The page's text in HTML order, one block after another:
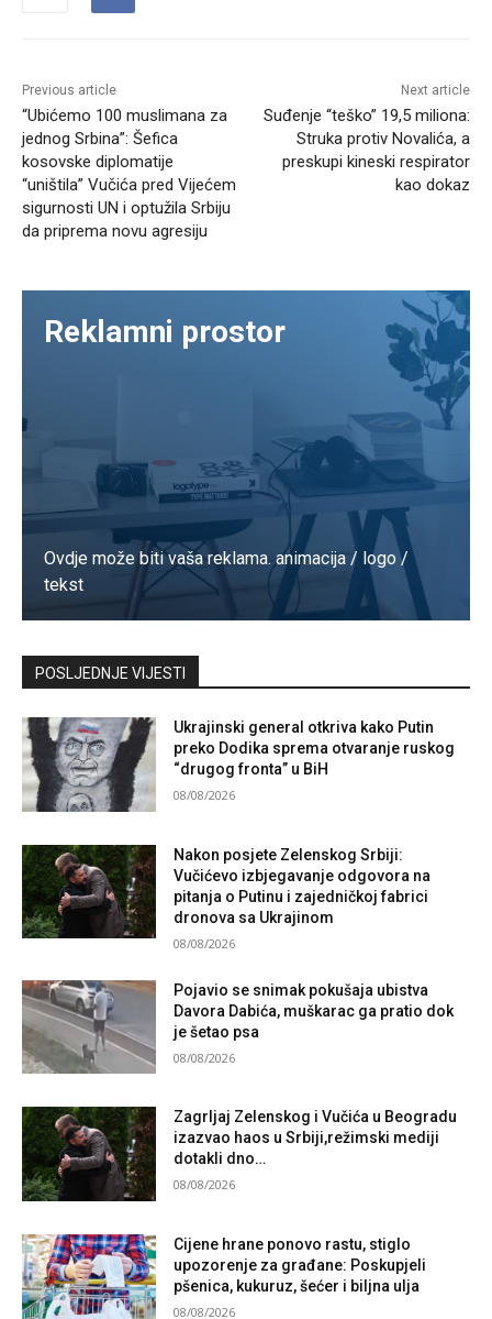
Previous article
“Ubićemo 100 muslimana za
jednog Srbina”: Šefica
kosovske diplomatije
“uništila” Vučića pred Vijećem
sigurnosti UN i optužila Srbiju
da priprema novu agresiju
Next article
Suđenje “teško” 19,5 miliona:
Struka protiv Novalića, a
preskupi kineski respirator
kao dokaz
Reklamni prostor
Ovdje može biti vaša reklama. animacija / logo /
tekst
Kontaktirajte nas
POSLJEDNJE VIJESTI
Ukrajinski general otkriva kako Putin
preko Dodika sprema otvaranje ruskog
“drugog fronta” u BiH
08/08/2026
Nakon posjete Zelenskog Srbiji:
Vučićevo izbjegavanje odgovora na
pitanja o Putinu i zajedničkoj fabrici
dronova sa Ukrajinom
08/08/2026
Pojavio se snimak pokušaja ubistva
Davora Dabića, muškarac ga pratio dok
je šetao psa
08/08/2026
Zagrljaj Zelenskog i Vučića u Beogradu
izazvao haos u Srbiji,režimski mediji
dotakli dno…
08/08/2026
Cijene hrane ponovo rastu, stiglo
upozorenje za građane: Poskupjeli
pšenica, kukuruz, šećer i biljna ulja
08/08/2026